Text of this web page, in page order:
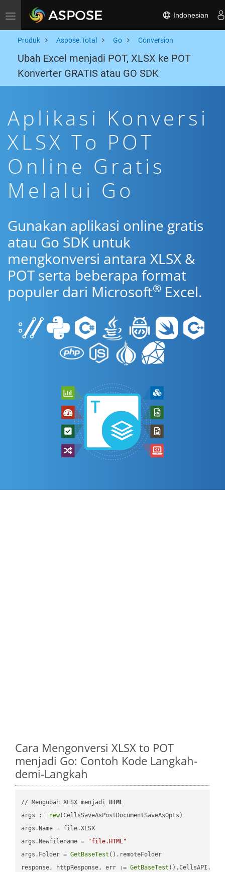
Toggle navigation Indonesian
Produk Aspose.Total Go Conversion
Ubah Excel menjadi POT, XLSX ke POT
Konverter GRATIS atau GO SDK
Aplikasi Konversi
XLSX To POT
Online Gratis
Melalui Go
Gunakan aplikasi online gratis
atau Go SDK untuk
mengkonversi antara XLSX &
POT serta beberapa format
populer dari Microsoft® Excel.
Cara Mengonversi XLSX to POT
menjadi Go: Contoh Kode Langkah-
demi-Langkah
// Mengubah XLSX menjadi
HTML
args := new(CellsSaveAsPostDocumentSaveAsOpts)
args.Name = file.XLSX
args.Newfilename =
"file.HTML"
args.Folder = GetBaseTest ().remoteFolder
response, httpResponse, err := GetBaseTest ().CellsAPI.